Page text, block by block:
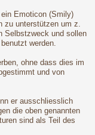
Emoticon (Smily)
zu unterstützen um z.
Selbstzweck und sollen
werden.
ohne dass dies im
und von
er ausschliesslich
die oben genannten
sind als Teil des